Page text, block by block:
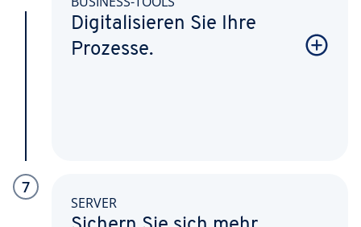
Digitalisieren Sie Ihre
Prozesse.
7
SERVER